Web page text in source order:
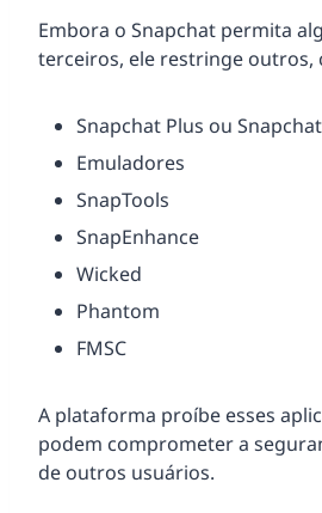
Embora o Snapchat permita
terceiros, ele restringe outros,
Snapchat Plus ou
Emuladores
SnapTools
SnapEnhance
Wicked
Phantom
FMSC
A plataforma proíbe esses
podem comprometer a
de outros usuários.